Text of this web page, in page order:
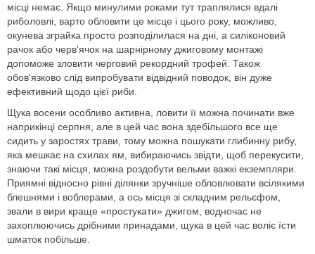
місці немає. Якщо минулими роками тут траплялися вдалі
риболовлі, варто обловити це місце і цього року, можливо,
окунева зграйка просто розподілилася на дні, а силіконовий
рачок або черв'ячок на шарнірному джиговому монтажі
допоможе зловити черговий рекордний трофей. Також
обов'язково слід випробувати відвідний поводок, він дуже
ефективний щодо цієї риби.
Щука восени особливо активна, ловити її можна починати вже
наприкінці серпня, але в цей час вона здебільшого все ще
сидить у заростях трави, тому можна пошукати глибинну рибу,
яка мешкає на схилах ям, вибираючись звідти, щоб перекусити,
знаючи такі місця, можна роздобути вельми важкі екземпляри.
Приямні відносно рівні ділянки зручніше обловлювати всілякими
блешнями і воблерами, а ось місця зі складним рельєфом,
звали в вири краще «простукати» джигом, водночас не
захоплюючись дрібними принадами, щука в цей час воліє їсти
шматок побільше.